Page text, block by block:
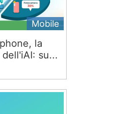
Mobile
la
su...